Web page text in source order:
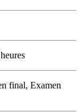
final, Examen